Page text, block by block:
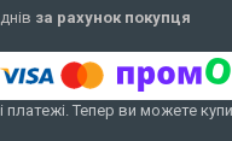
за рахунок покупця
платежі. Тепер ви можете